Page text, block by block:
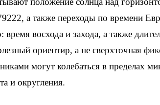
а также переходы по времени
время восхода и захода, а также
ориентир, а не сверхточная
могут колебаться в пределах
и округления.